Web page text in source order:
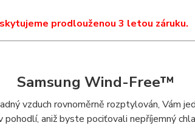
prodlouženou 3 letou záruku.
Samsung Wind-Free™
vzduch rovnoměrně rozptylován, Vám
pohodlí, aniž byste pociťovali nepříjemný